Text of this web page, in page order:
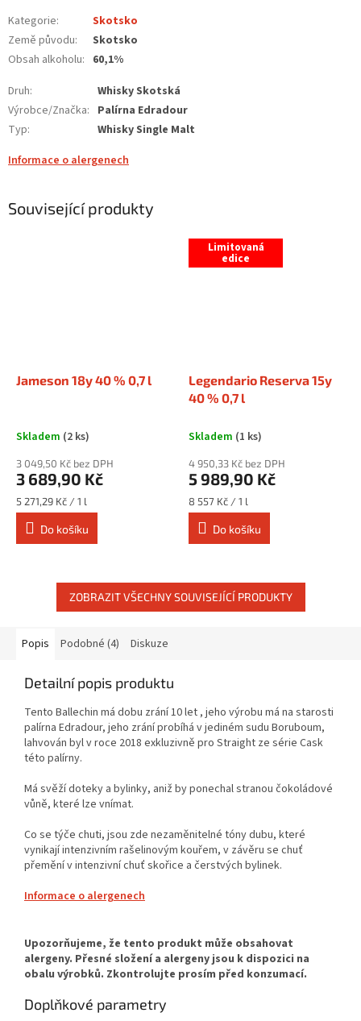
Kategorie:
Skotsko
Země původu:
Skotsko
Obsah alkoholu: 60,1%
Druh:
Whisky Skotská
Výrobce/Značka: Palírna Edradour
Typ:
Whisky Single Malt
Informace o alergenech
Související produkty
Jameson 18y 40 % 0,7 l
Skladem (2 ks)
3 049,50 Kč bez DPH
3 689,90 Kč
Měrná
cena:
5 271,29 Kč / 1 l
Do košíku
Limitovaná
edice
Legendario Reserva 15y
40 % 0,7 l
Skladem (1 ks)
4 950,33 Kč bez DPH
5 989,90 Kč
Měrná
cena:
8 557 Kč / 1 l
Do košíku
ZOBRAZIT VŠECHNY SOUVISEJÍCÍ PRODUKTY
Popis Podobné (4) Diskuze
Detailní popis produktu
Tento Ballechin má dobu zrání 10 let , jeho výrobu má na starosti
palírna Edradour, jeho zrání probíhá v jediném sudu Boruboum,
lahvován byl v roce 2018 exkluzivně pro Straight ze série Cask
této palírny.
Má svěží doteky a bylinky, aniž by ponechal stranou čokoládové
vůně, které lze vnímat.
Co se týče chuti, jsou zde nezaměnitelné tóny dubu, které
vynikají intenzivním rašelinovým kouřem, v závěru se chuť
přemění v intenzivní chuť skořice a čerstvých bylinek.
Informace o alergenech
Doplňkové parametry